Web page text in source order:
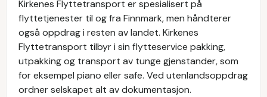
Kirkenes Flyttetransport er spesialisert på
flyttetjenester til og fra Finnmark, men håndterer
også oppdrag i resten av landet. Kirkenes
Flyttetransport tilbyr i sin flytteservice pakking,
utpakking og transport av tunge gjenstander, som
for eksempel piano eller safe. Ved utenlandsoppdrag
ordner selskapet alt av dokumentasjon.